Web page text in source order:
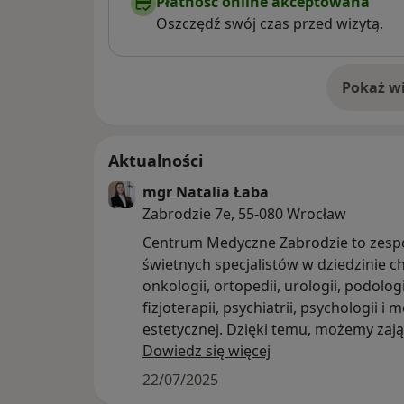
Oszczędź swój czas przed wizytą.
Pokażo
Aktualności
mgr Natalia Łaba
Zabrodzie 7e, 55-080 Wrocław
Centrum Medyczne Zabrodzie to
świetnych specjalistów w dziedzinie
onkologii, ortopedii, urologii,
fizjoterapii, psychiatrii, psychologii i
estetycznej. Dzięki temu, możemy
Państwa problemami kompleksowo.
Zapraszamy do konsultacji i
Dowiedz się więcej
22/07/2025